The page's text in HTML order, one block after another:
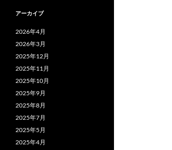
アーカイブ
2026年4月
2026年3月
2025年12月
2025年11月
2025年10月
2025年9月
2025年8月
2025年7月
2025年5月
2025年4月